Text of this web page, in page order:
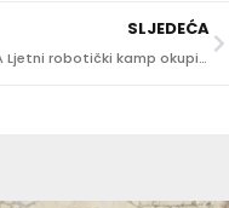
SLJEDEĆA
PRIJAVE POPUNJENE U DVA SATA Ljetni robotički kamp okupio 13 djevojčica